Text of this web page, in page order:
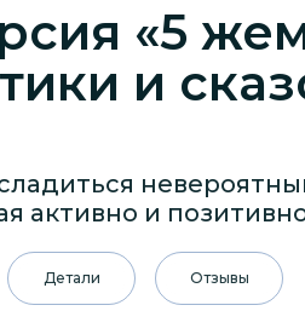
«5
и
активно и
Детали Отзывы